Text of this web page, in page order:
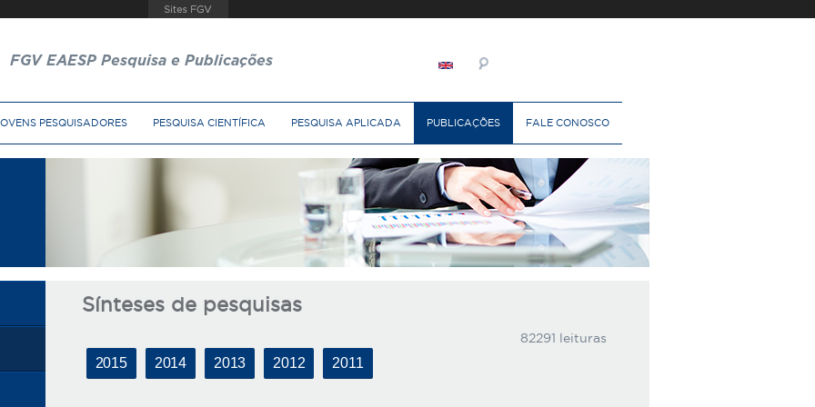
FGV EAESP Pesquisa e Publicações
PESQUISADORES PESQUISA CIENTÍFICA PESQUISA APLICADA PUBLICAÇÕES FALE CONOSCO
Sínteses de pesquisas
82291 leituras
2015 2014 2013 2012 2011